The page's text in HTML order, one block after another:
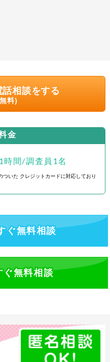
相談をする
料)
金
ついた クレジットカードに対応しており
時間/調査員1名
ぐ無料相談
ぐ無料相談